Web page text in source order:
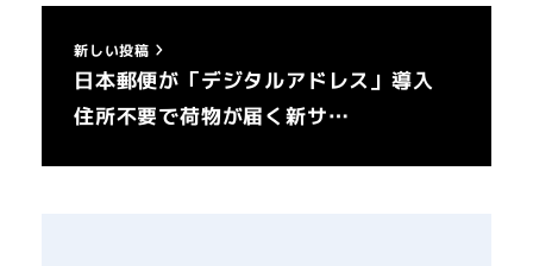
新しい投稿
日本郵便が「デジタルアドレス」導入
住所不要で荷物が届く新サ…